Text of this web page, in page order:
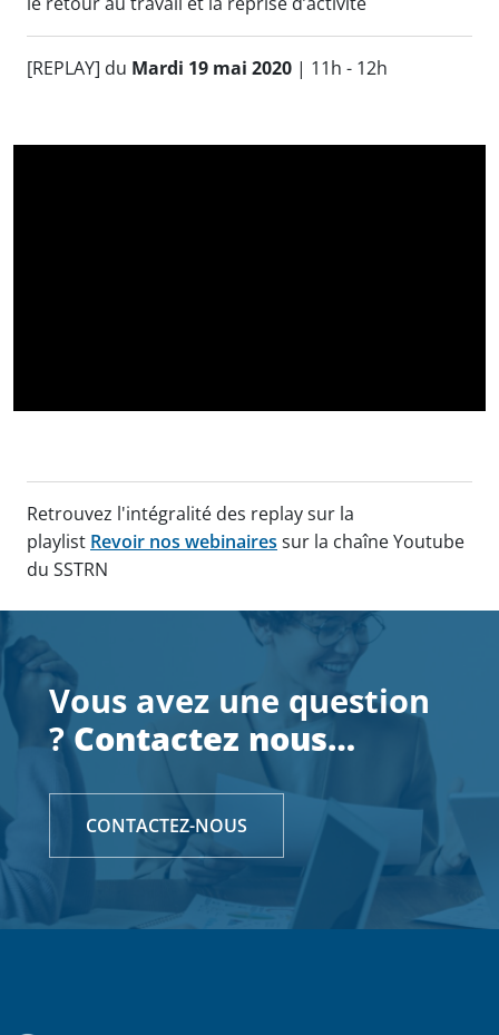
[REPLAY] du Mardi 19 mai 2020 | 11h - 12h
Retrouvez l'intégralité des replay sur la
playlist Revoir nos webinaires sur la chaîne Youtube
du SSTRN
e.payendelagaranderilemar 05/05/2020
Vous avez une question
?Contactez nous…
CONTACTEZ-NOUS